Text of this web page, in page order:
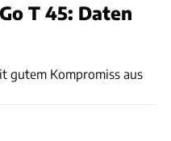
T 45: Daten
gutem Kompromiss aus